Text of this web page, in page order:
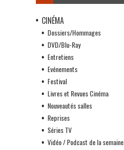
CINÉMA
Dossiers/Hommages
DVD/Blu-Ray
Entretiens
Evénements
Festival
Livres et Revues Cinéma
Nouveautés salles
Reprises
Séries TV
Vidéo / Podcast de la semaine